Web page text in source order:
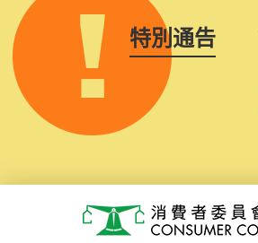
特別通告
消费者委员会